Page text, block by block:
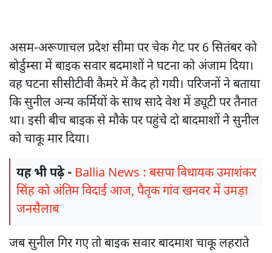
असम-अरूणाचल प्रदेश सीमा पर चेक गेट पर 6 सितंबर को
बोर्डुम्सा में बाइक सवार बदमाशों ने घटना को अंजाम दिया।
वह घटना सीसीटीवी कैमरे में कैद हो गयी। परिजनों ने बताया
कि सुनील अन्य कर्मियों के साथ सादे वेश में ड्यूटी पर तैनात
था। इसी बीच बाइक से मौके पर पहुंचे दो बादमाशों ने सुनील
को चाकू मार दिया।
यह भी पढ़े - Ballia News : बसपा विधायक उमाशंकर
सिंह को अंतिम विदाई आज, पैतृक गांव खनवर में उमड़ा
जनसैलाब
जब सुनील गिर गए तो बाइक सवार बादमाश चाकू लहराते